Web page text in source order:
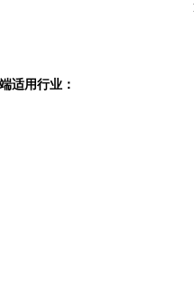
用行业：